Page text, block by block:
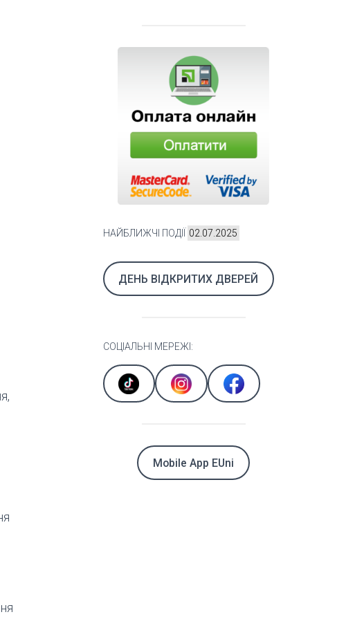
НАЙБЛИЖЧІ ПОДІЇ 02.07.2025
ДЕНЬ ВІДКРИТИХ ДВЕРЕЙ
СОЦІАЛЬНІ МЕРЕЖІ:
Mobile App EUni